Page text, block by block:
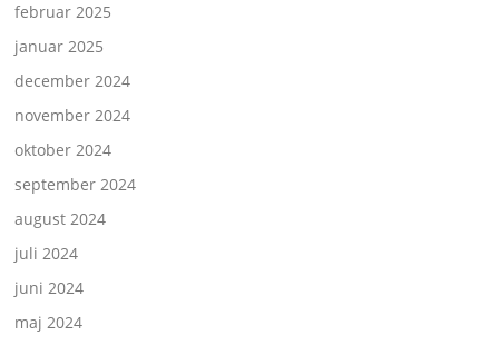
februar 2025
januar 2025
december 2024
november 2024
oktober 2024
september 2024
august 2024
juli 2024
juni 2024
maj 2024